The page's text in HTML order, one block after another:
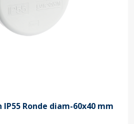
Ronde diam-60x40 mm